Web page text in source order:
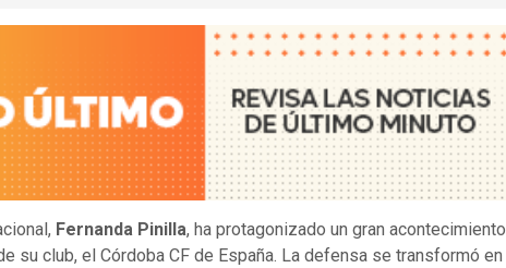
Fernanda Pinilla, ha protagonizado un gran acontecimiento
su club, el Córdoba CF de España. La defensa se transformó en